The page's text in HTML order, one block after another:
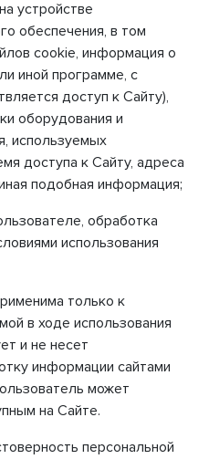
устройстве
обеспечения, в том
cookie, информация о
иной программе, с
доступ к Сайту),
оборудования и
используемых
доступа к Сайту, адреса
подобная информация;
обработка
использования
только к
в ходе использования
и не несет
информации сайтами
может
на Сайте.
персональной